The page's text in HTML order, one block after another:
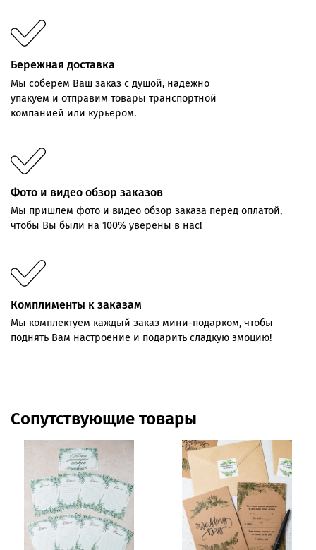
Бережная доставка
Мы соберем Ваш заказ с душой, надежно
упакуем и отправим товары транспортной
компанией или курьером.
Фото и видео обзор заказов
Мы пришлем фото и видео обзор заказа перед оплатой,
чтобы Вы были на 100% уверены в нас!
Комплименты к заказам
Мы комплектуем каждый заказ мини-подарком, чтобы
поднять Вам настроение и подарить сладкую эмоцию!
Сопутствующие товары